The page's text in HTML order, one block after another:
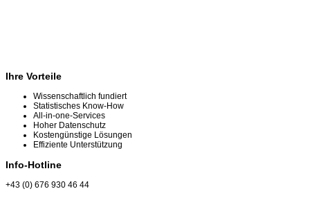
Ihre Vorteile
Wissenschaftlich fundiert
Statistisches Know-How
All-in-one-Services
Hoher Datenschutz
Kostengünstige Lösungen
Effiziente Unterstützung
Info-Hotline
+43 (0) 676 930 46 44